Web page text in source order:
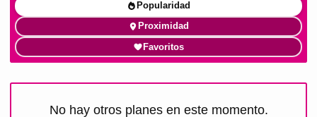
Popularidad
Proximidad
Favoritos
No hay otros planes en este momento.